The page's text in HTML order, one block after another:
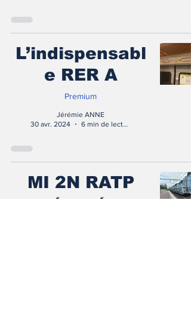
L’indispensabl
e RER A
Premium
Jérémie ANNE
30 avr. 2024
6 min de lecture
MI 2N RATP
rénové :